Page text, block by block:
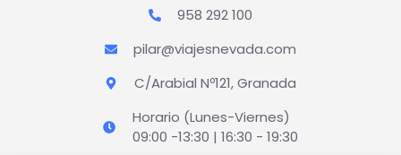
958 292 100
pilar@viajesnevada.com
C/Arabial Nº121, Granada
Horario (Lunes-Viernes)
09:00 -13:30 | 16:30 - 19:30